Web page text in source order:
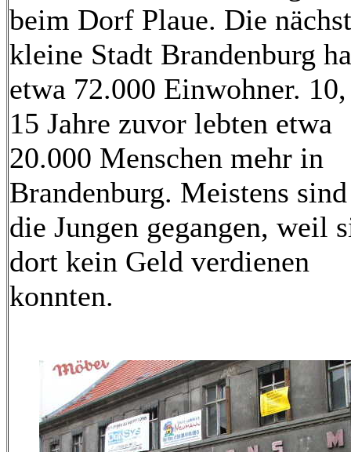
beim Dorf Plaue. Die
kleine Stadt Brandenburg
etwa 72.000 Einwohner. 10,
15 Jahre zuvor lebten etwa
20.000 Menschen mehr in
Brandenburg. Meistens sind
die Jungen gegangen, weil
dort kein Geld verdienen
konnten.